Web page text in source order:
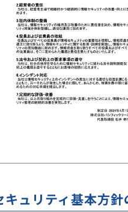
キュリティ基本方針